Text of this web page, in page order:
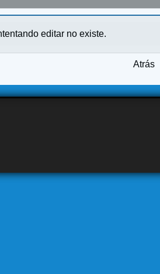
editar no existe.
Atrás